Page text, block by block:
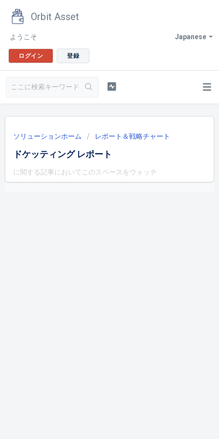
Orbit Asset
Japanese
ようこそ
ログイン 登録
ソリューションホーム レポート＆戦略チャート
ドケッティング レポート
に関する記事においてこのスペースをウォッチ